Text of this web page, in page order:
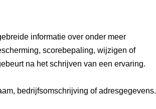
informatie over onder meer
scorebepaling, wijzigen of
na het schrijven van een ervaring.
bedrijfsomschrijving of adresgegevens.